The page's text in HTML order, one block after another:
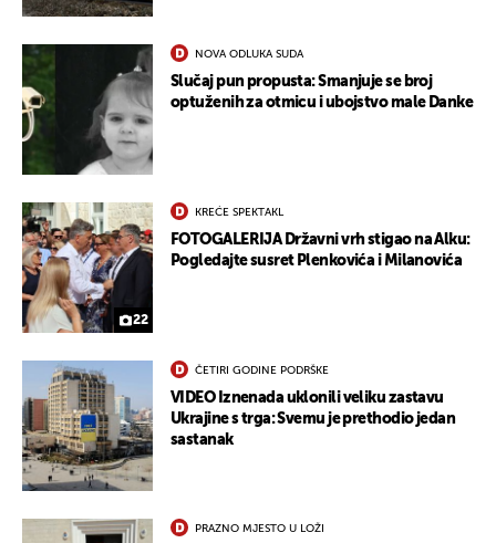
NOVA ODLUKA SUDA
Slučaj pun propusta: Smanjuje se broj
optuženih za otmicu i ubojstvo male Danke
22
KREĆE SPEKTAKL
FOTOGALERIJA Državni vrh stigao na Alku:
Pogledajte susret Plenkovića i Milanovića
ČETIRI GODINE PODRŠKE
VIDEO Iznenada uklonili veliku zastavu
Ukrajine s trga: Svemu je prethodio jedan
sastanak
PRAZNO MJESTO U LOŽI
UKLJUČITE NOTIFIKACIJE